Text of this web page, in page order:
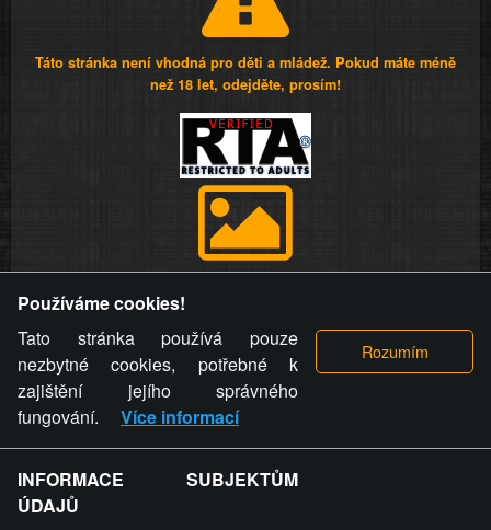
Táto stránka není vhodná pro děti a mládež. Pokud máte méně
než 18 let, odejděte, prosím!
videa a komentáře. Osoba, které se toto opatření provozovatele
stránky týče, ani osoba, která umístila fotografii nebo video na
stránku, nemůže z důvodu odstranění fotografie, videa nebo
komentáře pro výše uvedenou okolnost uplatnit vůči
provozovateli stránky žádný nárok na náhradu škody nebo
nemajetkové újmy.
ZVRÁCENÝ.CZ - Svět není zvrácenej. To jen
Používáme cookies!
Tato stránka používá pouze
nezbytné cookies, potřebné k
zajištění jejího správného
fungování.
Více informací
INFORMACE SUBJEKTŮM
ÚDAJŮ